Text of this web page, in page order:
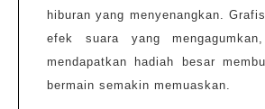
hiburan yang menyenangkan.
efek suara yang
mendapatkan hadiah besar
bermain semakin memuaskan.